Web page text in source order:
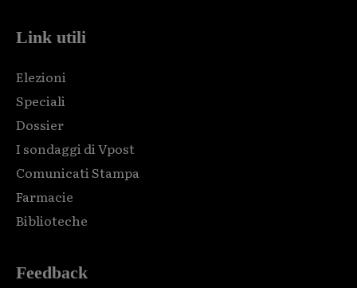
Link utili
Elezioni
Speciali
Dossier
I sondaggi di Vpost
Comunicati Stampa
Farmacie
Biblioteche
Feedback